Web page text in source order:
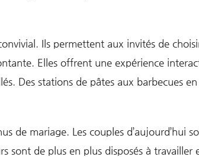
Ils permettent aux invités de
Elles offrent une expérience
Des stations de pâtes aux barbecues
de mariage. Les couples d’aujourd’hui
sont de plus en plus disposés à